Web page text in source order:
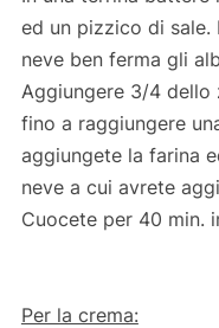
ed un pizzico di sale.
neve ben ferma gli
Aggiungere 3/4
fino a raggiungere
aggiungete la farina
neve a cui avrete
Cuocete per 40 min.
Per la crema: